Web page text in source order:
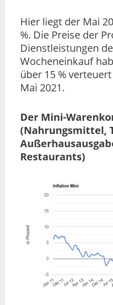
Hier liegt der Mai
%. Die Preise der
Dienstleistungen
Wocheneinkauf
über 15 %
Mai 2021.
Der Mini-
(Nahrungsmittel,
Restaurants)